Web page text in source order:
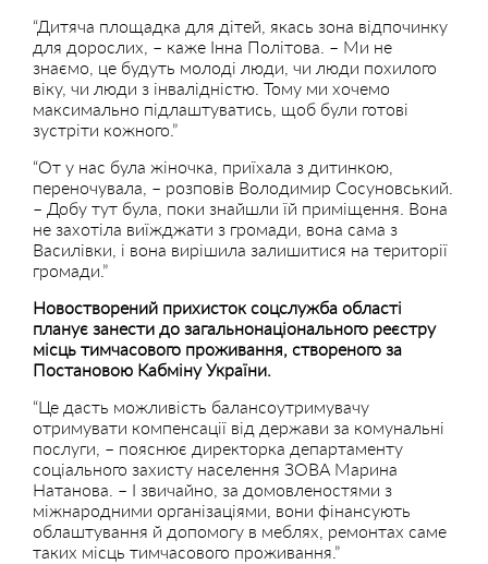
“Дитяча площадка для дітей, якась зона відпочинку
для дорослих, – каже Інна Політова. – Ми не
знаємо, це будуть молоді люди, чи люди похилого
віку, чи люди з інвалідністю. Тому ми хочемо
максимально підлаштуватись, щоб були готові
зустріти кожного.”
“От у нас була жіночка, приїхала з дитинкою,
переночувала, – розповів Володимир Сосуновський.
– Добу тут була, поки знайшли їй приміщення. Вона
не захотіла виїжджати з громади, вона сама з
Василівки, і вона вирішила залишитися на території
громади.”
Новостворений прихисток соцслужба області
планує занести до загальнонаціонального реєстру
місць тимчасового проживання, створеного за
Постановою Кабміну України.
“Це дасть можливість балансоутримувачу
отримувати компенсації від держави за комунальні
послуги, – пояснює директорка департаменту
соціального захисту населення ЗОВА Марина
Натанова. – І звичайно, за домовленостями з
міжнародними організаціями, вони фінансують
облаштування й допомогу в меблях, ремонтах саме
таких місць тимчасового проживання.”